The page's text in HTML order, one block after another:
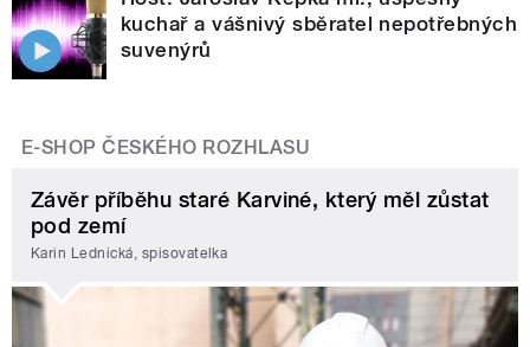
kuchař a vášnivý sběratel nepotřebných
suvenýrů
E-SHOP ČESKÉHO ROZHLASU
Závěr příběhu staré Karviné, který měl zůstat
pod zemí
Karin Lednická, spisovatelka